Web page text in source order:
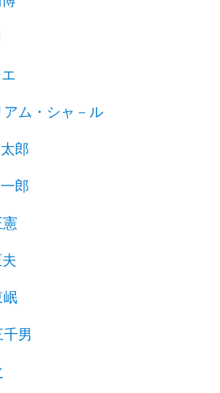
ム・シャ－ル
郎
郎
男